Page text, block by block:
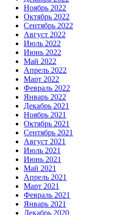
Ноябрь 2022
Октябрь 2022
Сентябрь 2022
Август 2022
Июль 2022
Июнь 2022
Май 2022
Апрель 2022
Март 2022
Февраль 2022
Январь 2022
Декабрь 2021
Ноябрь 2021
Октябрь 2021
Сентябрь 2021
Август 2021
Июль 2021
Июнь 2021
Май 2021
Апрель 2021
Март 2021
Февраль 2021
Январь 2021
Декабрь 2020